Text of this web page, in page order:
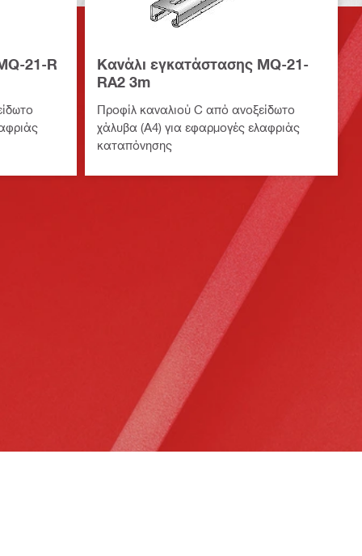
21-R
Κανάλι εγκατάστασης MQ-21-
RA2 3m
Προφίλ καναλιού C από ανοξείδωτο
χάλυβα (Α4) για εφαρμογές ελαφριάς
καταπόνησης